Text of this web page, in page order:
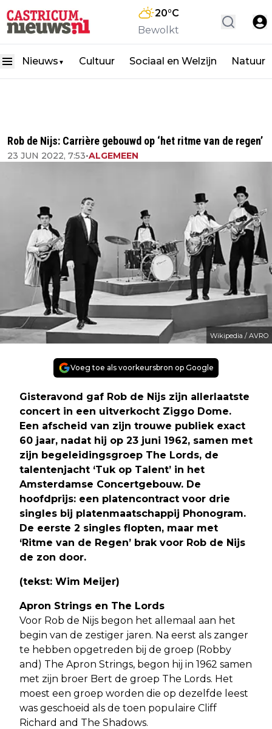
20°C
Bewolkt
Nieuws ▼ Cultuur Sociaal en Welzijn Natuur
Rob de Nijs: Carrière gebouwd op ‘het ritme van de regen’
23 JUN 2022, 7:53•ALGEMEEN
Wikipedia / AVRO
Voeg toe als voorkeursbron op Google
Gisteravond gaf Rob de Nijs zijn allerlaatste
concert in een uitverkocht Ziggo Dome.
Een afscheid van zijn trouwe publiek exact
60 jaar, nadat hij op 23 juni 1962, samen met
zijn begeleidingsgroep The Lords, de
talentenjacht ‘Tuk op Talent’ in het
Amsterdamse Concertgebouw. De
hoofdprijs: een platencontract voor drie
singles bij platenmaatschappij Phonogram.
De eerste 2 singles flopten, maar met
‘Ritme van de Regen’ brak voor Rob de Nijs
de zon door.
(tekst: Wim Meijer)
Apron Strings en The Lords
Voor Rob de Nijs begon het allemaal aan het
begin van de zestiger jaren. Na eerst als zanger
te hebben opgetreden bij de groep (Robby
and) The Apron Strings, begon hij in 1962 samen
met zijn broer Bert de groep The Lords. Het
moest een groep worden die op dezelfde leest
was geschoeid als de toen populaire Cliff
Richard and The Shadows.